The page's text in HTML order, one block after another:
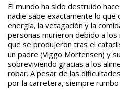
El mundo ha sido destruido
nadie sabe exactamente lo que
energía, la vetagación y la
personas murieron debido a los
que se produjeron tras el
un padre (Viggo Mortensen) y
sobreviviendo gracias a los
robar. A pesar de las
por la carretera, siempre